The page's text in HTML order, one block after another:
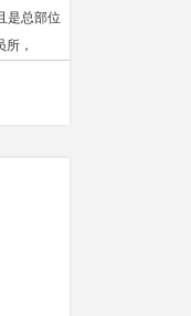
是总部位
，
数据，